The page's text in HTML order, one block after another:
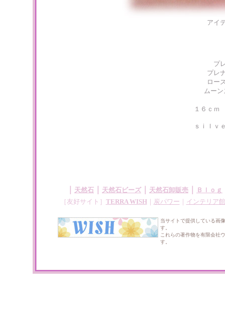
アイ
プ
プレ
ロー
ムー
１６ｃｍ
ｓｉｌｖ
天然石 天然石ビーズ｜ 天然石卸販売 Ｂｌｏｇ
［友好サイト］ TERRA WISH｜ 炭パワー インテリア館
当サイトで提供している画
す。
これらの著作物を有限会社
す。